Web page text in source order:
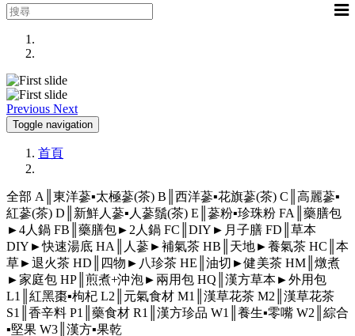
Previous Next
Toggle navigation
首頁
全部 A║東洋蔘▪太極蔘(茶) B║西洋蔘▪花旗蔘(茶) C║高麗蔘▪
紅蔘(茶) D║新鮮人蔘▪人蔘鬚(茶) E║蔘粉▪珍珠粉 FA║藥膳包
►4人鍋 FB║藥膳包►2人鍋 FC║DIY►月子膳 FD║草本
DIY►快速湯底 HA║人蔘►補氣茶 HB║天地►養氣茶 HC║本
草►退火茶 HD║四物►八珍茶 HE║油切►健美茶 HM║燉煮
►家庭包 HP║煎煮+沖泡►兩用包 HQ║漢方草本►外用包
L1║紅黑棗▪枸杞 L2║元氣食材 M1║漢草花茶 M2║漢草花茶
S1║香辛料 P1║藥食材 R1║漢方珍品 W1║養生▪零嘴 W2║綜合
▪堅果 W3║漢方▪果乾